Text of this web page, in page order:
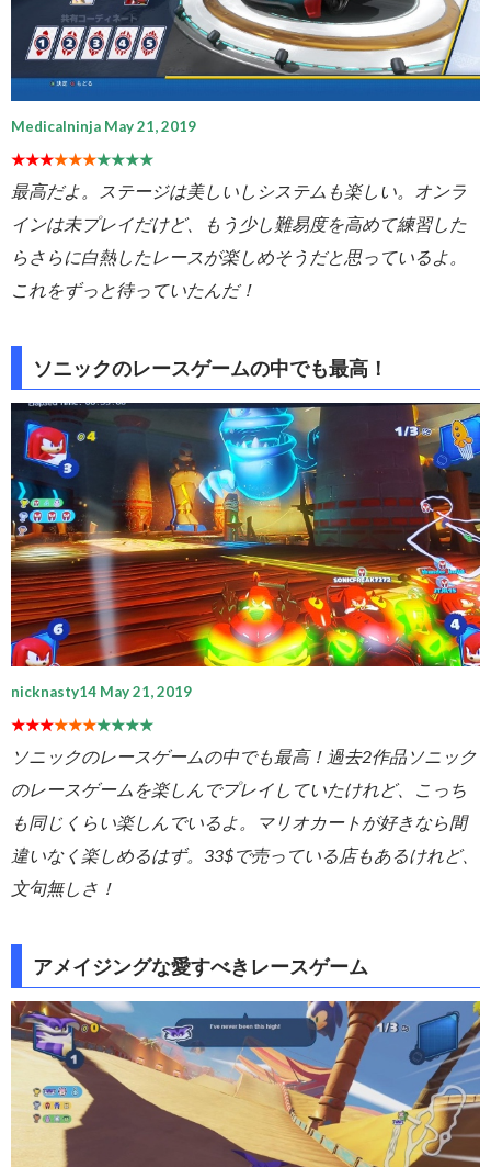
Medicalninja May 21, 2019
★★★★★★★★★★
最高だよ。ステージは美しいしシステムも楽しい。オンラ
インは未プレイだけど、もう少し難易度を高めて練習した
らさらに白熱したレースが楽しめそうだと思っているよ。
これをずっと待っていたんだ！
ソニックのレースゲームの中でも最高！
nicknasty14 May 21, 2019
★★★★★★★★★★
ソニックのレースゲームの中でも最高！過去2作品ソニック
のレースゲームを楽しんでプレイしていたけれど、こっち
も同じくらい楽しんでいるよ。マリオカートが好きなら間
違いなく楽しめるはず。33$で売っている店もあるけれど、
文句無しさ！
アメイジングな愛すべきレースゲーム